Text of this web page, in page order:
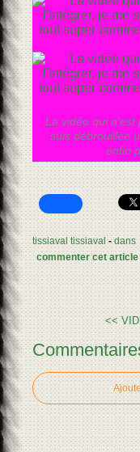
La vidéo qui n'est
suis débrouillée
enfin
tissiaval tissiaval -dans
commenter cet article
<<